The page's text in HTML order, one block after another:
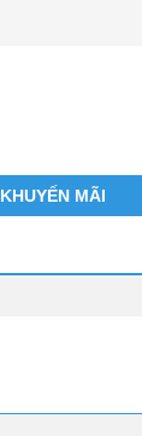
KHUYẾN MÃI